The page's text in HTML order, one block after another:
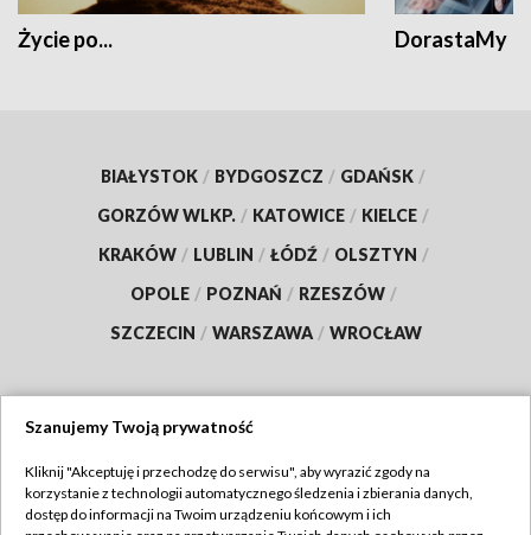
Życie po... DorastaMy
BIAŁYSTOK / BYDGOSZCZ / GDAŃSK /
GORZÓW WLKP. / KATOWICE / KIELCE /
KRAKÓW / LUBLIN / ŁÓDŹ / OLSZTYN /
OPOLE / POZNAŃ / RZESZÓW /
SZCZECIN / WARSZAWA / WROCŁAW
TVP
Szanujemy Twoją prywatność
Kliknij "Akceptuję i przechodzę do serwisu", aby wyrazić zgody na
korzystanie z technologii automatycznego śledzenia i zbierania danych,
dostęp do informacji na Twoim urządzeniu końcowym i ich